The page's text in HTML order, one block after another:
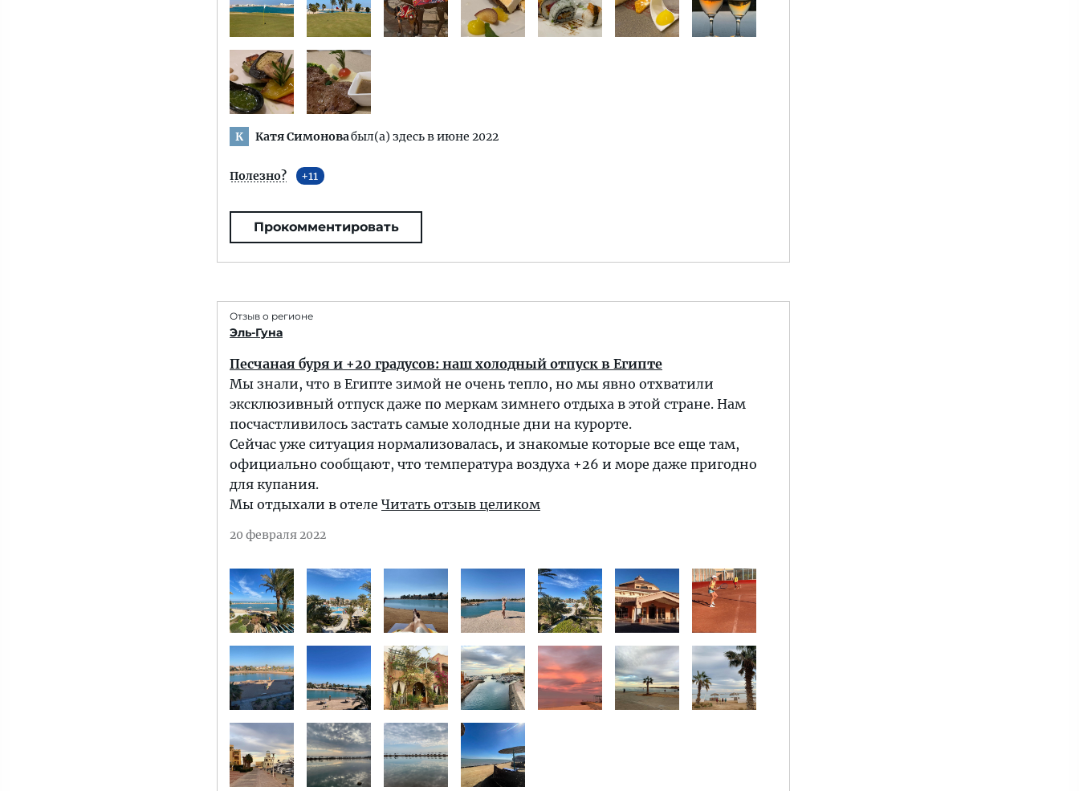
К Катя Симоновабыл(а) здесь в июне 2022
Полезно? 11
Прокомментировать
Отзыв о регионе
Эль-Гуна
Песчаная буря и +20 градусов: наш холодный отпуск в Египте
Мы знали, что в Египте зимой не очень тепло, но мы явно отхватили
эксклюзивный отпуск даже по меркам зимнего отдыха в этой стране. Нам
посчастливилось застать самые холодные дни на курорте.
Сейчас уже ситуация нормализовалась, и знакомые которые все еще там,
официально сообщают, что температура воздуха +26 и море даже пригодно
для купания.
Мы отдыхали в отеле Читать отзыв целиком
20 февраля 2022